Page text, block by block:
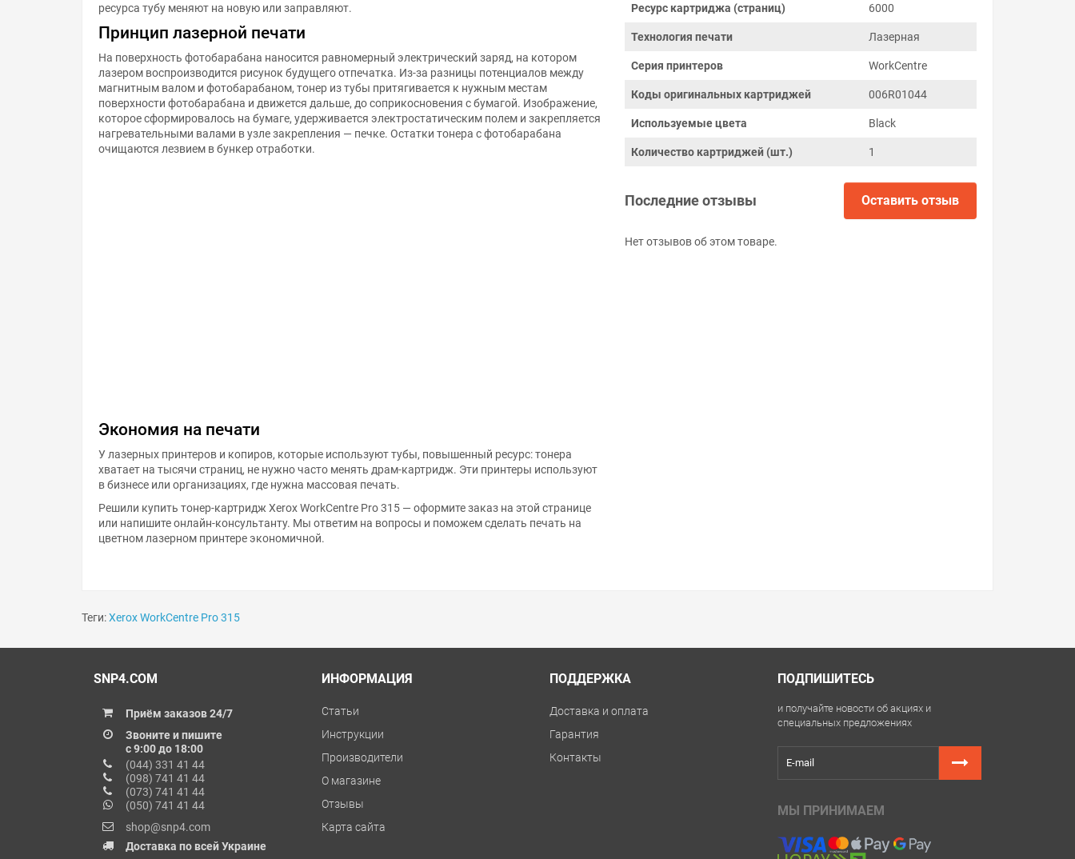
ресурса тубу меняют на новую или заправляют.
Принцип лазерной печати
На поверхность фотобарабана наносится равномерный электрический заряд, на котором
лазером воспроизводится рисунок будущего отпечатка. Из-за разницы потенциалов между
магнитным валом и фотобарабаном, тонер из тубы притягивается к нужным местам
поверхности фотобарабана и движется дальше, до соприкосновения с бумагой. Изображение,
которое сформировалось на бумаге, удерживается электростатическим полем и закрепляется
нагревательными валами в узле закрепления — печке. Остатки тонера с фотобарабана
очищаются лезвием в бункер отработки.
Экономия на печати
У лазерных принтеров и копиров, которые используют тубы, повышенный ресурс: тонера
хватает на тысячи страниц, не нужно часто менять драм-картридж. Эти принтеры используют
в бизнесе или организациях, где нужна массовая печать.
Решили купить тонер-картридж Xerox WorkCentre Pro 315 — оформите заказ на этой странице
или напишите онлайн-консультанту. Мы ответим на вопросы и поможем сделать печать на
цветном лазерном принтере экономичной.
Ресурс картриджа (страниц) 6000
Технология печати Лазерная
Серия принтеров WorkCentre
Коды оригинальных картриджей 006R01044
Используемые цвета Black
Количество картриджей (шт.) 1
Последние отзывы Оставить отзыв
Нет отзывов об этом товаре.
Теги:Xerox WorkCentre Pro 315
SNP4.COM
Приём заказов 24/7
Звоните и пишите
с 9:00 до 18:00
(044) 331 41 44
(098) 741 41 44
(073) 741 41 44
(050) 741 41 44
shop@snp4.com
Доставка по всей Украине
ИНФОРМАЦИЯ
Статьи
Инструкции
Производители
О магазине
Отзывы
Карта сайта
ПОДДЕРЖКА
Доставка и оплата
Гарантия
Контакты
ПОДПИШИТЕСЬ
и получайте новости об акциях и
специальных предложениях
МЫ ПРИНИМАЕМ